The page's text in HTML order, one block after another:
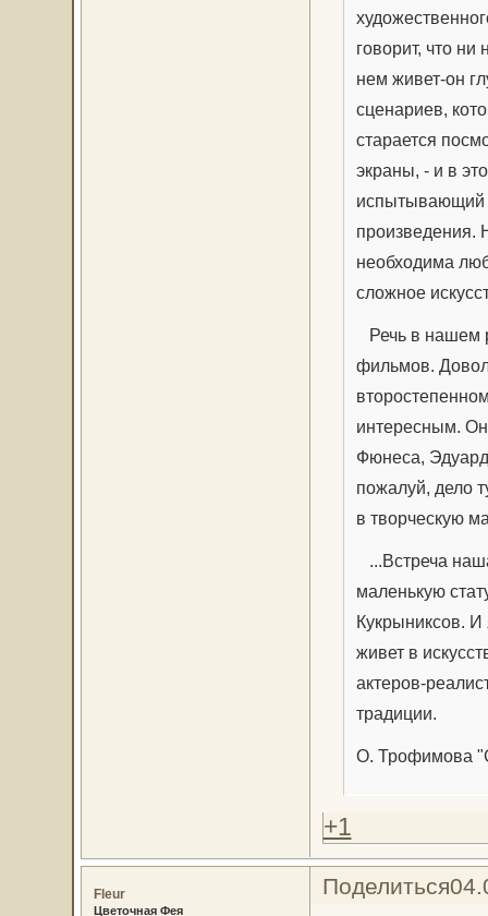
говорит, что
нем живет-он
сценариев,
старается
экраны, - и в
испытывающий
произведения.
необходима
сложное
Речь в нашем
фильмов.
интересным.
Фюнеса,
пожалуй, дело
в творческую
...Встреча
маленькую
Кукрыниксов. И
живет в
актеров-
традиции.
О. Трофимова
+1
Поделиться
Fleur
Цветочная Фея